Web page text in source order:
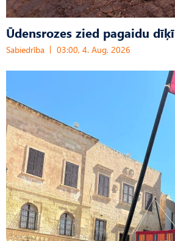
Ūdensrozes zied pagaidu dīķī
Sabiedrība 03:00, 4. Aug, 2026